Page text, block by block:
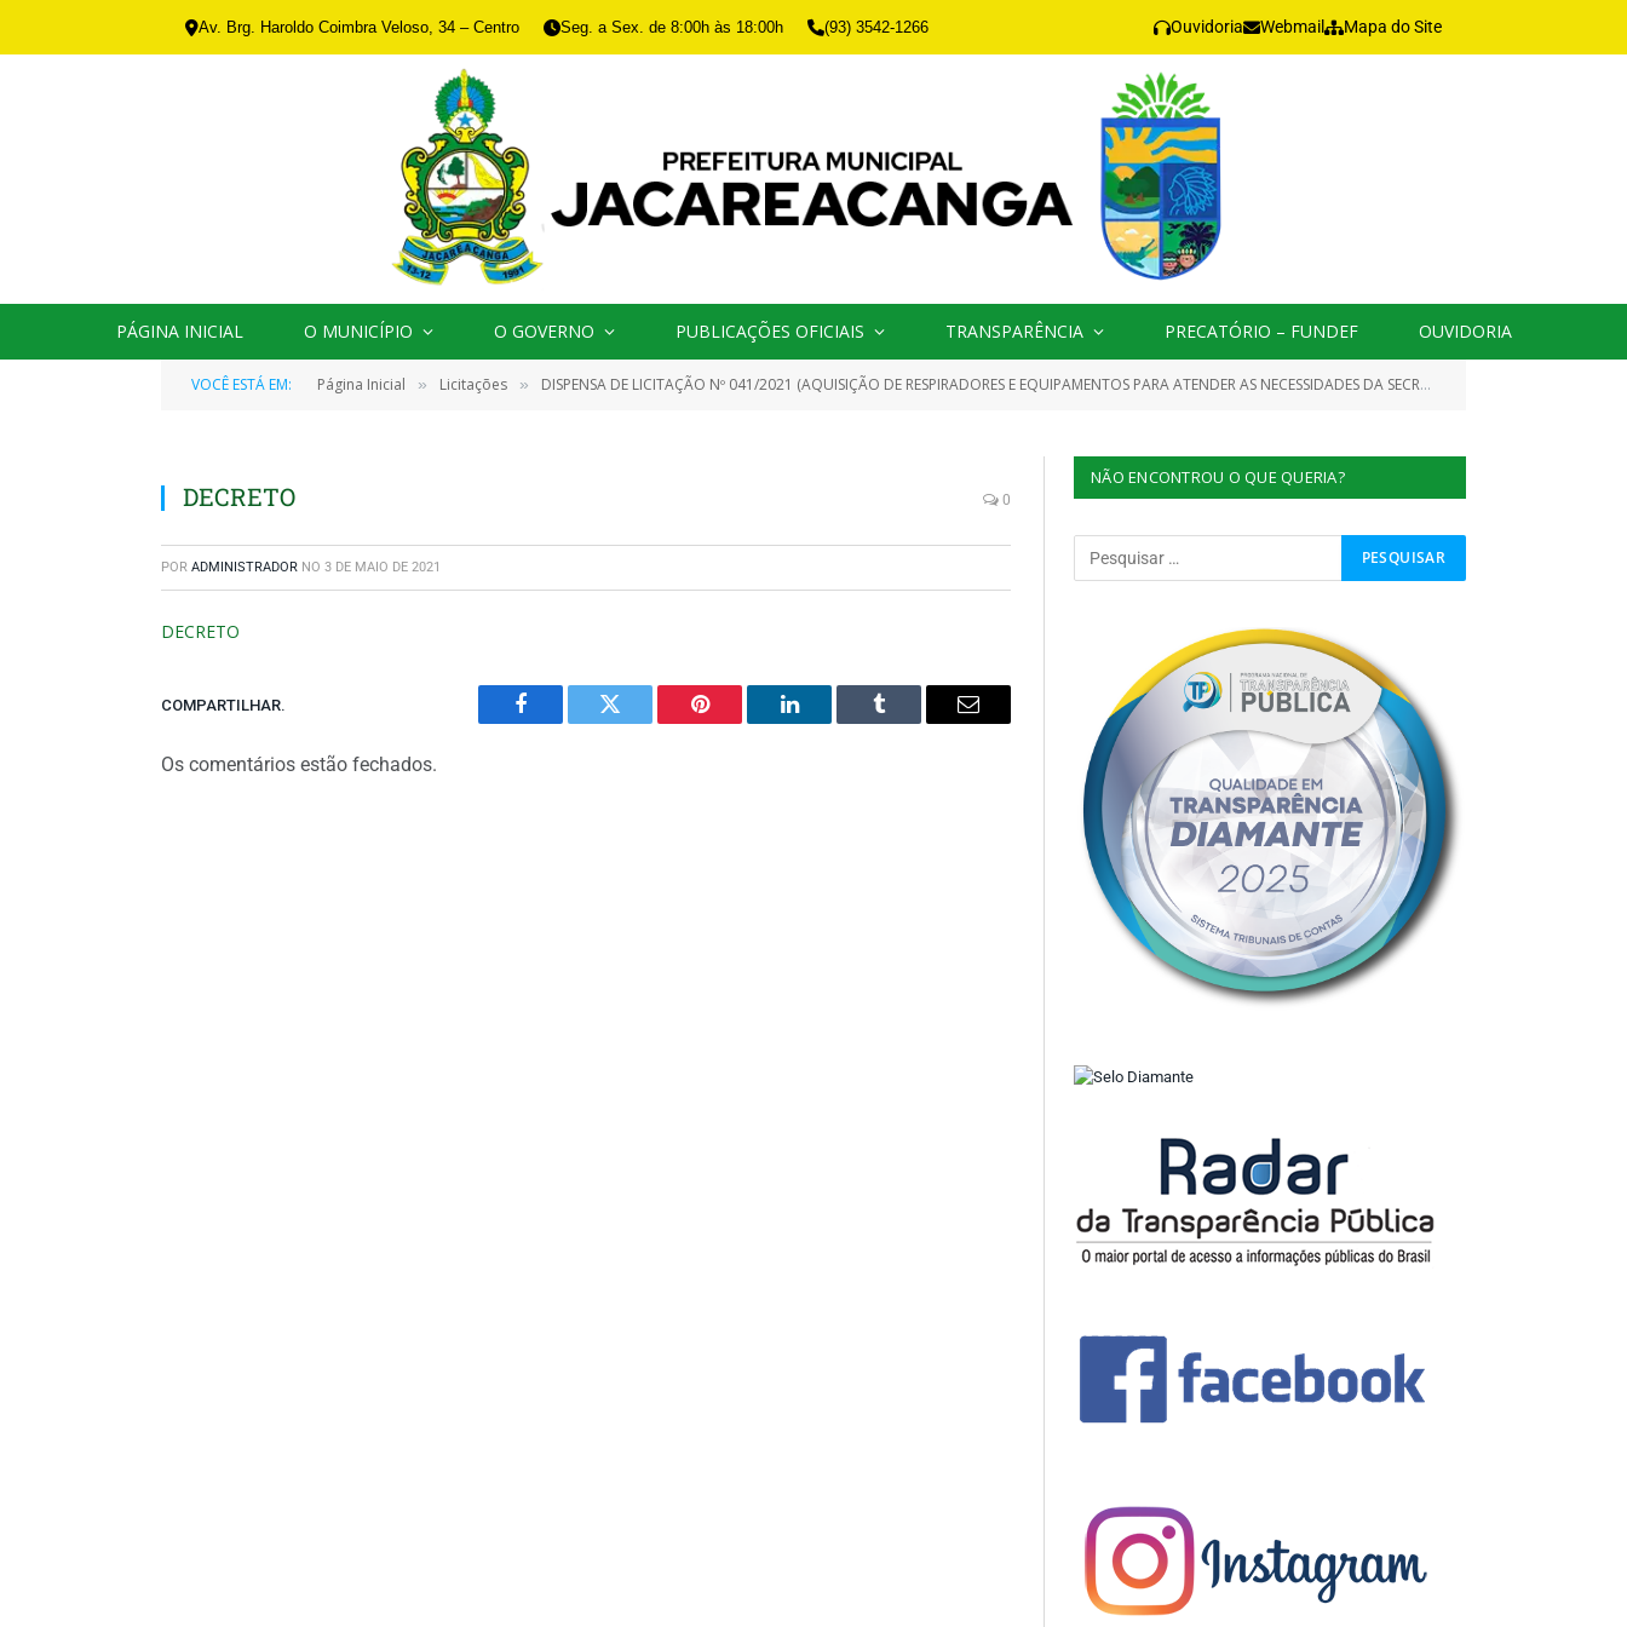
Av. Brg. Haroldo Coimbra Veloso, 34 – Centro Seg. a Sex. de 8:00h às 18:00h (93) 3542-1266 Ouvidoria Webmail Mapa do Site
PÁGINA INICIAL O MUNICÍPIO O GOVERNO PUBLICAÇÕES OFICIAIS TRANSPARÊNCIA PRECATÓRIO – FUNDEF OUVIDORIA
VOCÊ ESTÁ EM: Página Inicial » Licitações » DISPENSA DE LICITAÇÃO Nº 041/2021 (AQUISIÇÃO DE RESPIRADORES E EQUIPAMENTOS PARA ATENDER AS NECESSIDADES DA SECRETARIA DE SAÚDE)
DECRETO 0
POR ADMINISTRADOR NO 3 DE MAIO DE 2021
DECRETO
COMPARTILHAR.
Facebook Twitter Pinterest
O
Tumblr
E-
Os comentários estão fechados.
NÃO ENCONTROU O QUE QUERIA?